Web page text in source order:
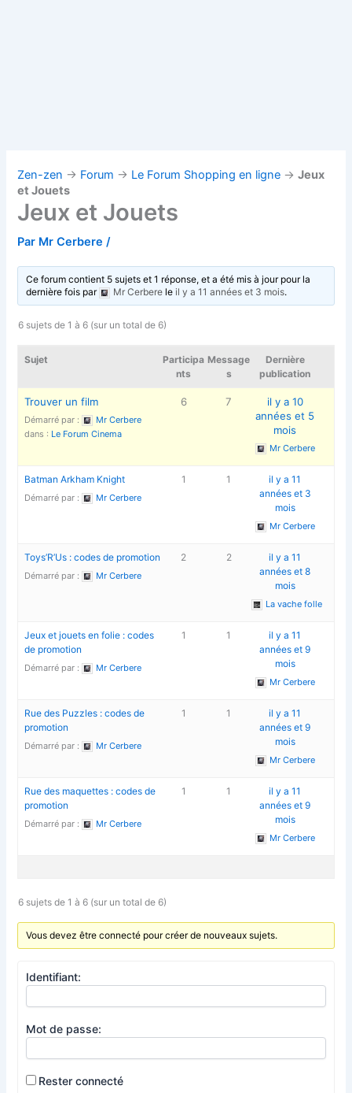
Zen-zen → Forum → Le Forum Shopping en ligne →Jeux
et Jouets
Jeux et Jouets
Par Mr Cerbere/
Ce forum contient 5 sujets et 1 réponse, et a été mis à jour pour la
dernière fois par
Mr Cerberele il y a 11 années et 3 mois.
6 sujets de 1 à 6 (sur un total de 6)
Sujet
Participa
nts
Message
s
Dernière
publication
Trouver un film
Démarré par :
Mr Cerbere
dans : Le Forum Cinema
6 7
il y a 10
années et 5
mois
Mr Cerbere
Batman Arkham Knight
Démarré par : Mr Cerbere
1 1
il y a 11
années et 3
mois
Mr Cerbere
Toys’R’Us : codes de promotion
Démarré par : Mr Cerbere
2 2
il y a 11
années et 8
mois
La vache folle
Jeux et jouets en folie : codes
de promotion
Démarré par : Mr Cerbere
1 1
il y a 11
années et 9
mois
Mr Cerbere
Rue des Puzzles : codes de
promotion
Démarré par : Mr Cerbere
1 1
il y a 11
années et 9
mois
Mr Cerbere
Rue des maquettes : codes de
promotion
Démarré par : Mr Cerbere
1 1
il y a 11
années et 9
mois
Mr Cerbere
6 sujets de 1 à 6 (sur un total de 6)
Vous devez être connecté pour créer de nouveaux sujets.
Identifiant:
Mot de passe:
Rester connecté